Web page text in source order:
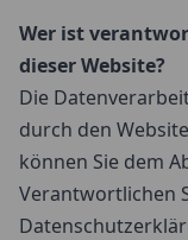
Wer ist
dieser Website?
Die
durch den
können Sie dem
Verantwortlichen